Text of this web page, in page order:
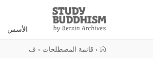
Study
Buddhism
Home
الأسس
› قائمة المصطلحات › ف